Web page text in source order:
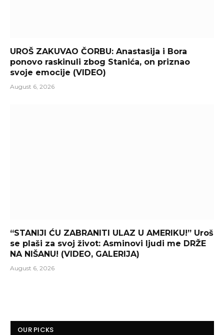
UROŠ ZAKUVAO ČORBU: Anastasija i Bora
ponovo raskinuli zbog Stanića, on priznao
svoje emocije (VIDEO)
August 6, 2026
“STANIJI ĆU ZABRANITI ULAZ U AMERIKU!” Uroš
se plaši za svoj život: Asminovi ljudi me DRŽE
NA NIŠANU! (VIDEO, GALERIJA)
August 6, 2026
OUR PICKS